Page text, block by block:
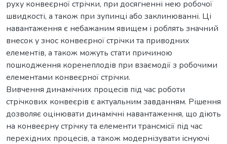
руху конвеєрної стрічки, при досягненні нею робочої
швидкості, а також при зупинці або заклинюванні. Ці
навантаження є небажаним явищем і роблять значний
внесок у знос конвеєрної стрічки та приводних
елементів, а також можуть стати причиною
пошкодження коренеплодів при взаємодії з робочими
елементами конвеєрної стрічки.
Вивчення динамічних процесів під час роботи
стрічкових конвеєрів є актуальним завданням. Рішення
дозволяє оцінювати динамічні навантаження, що діють
на конвеєрну стрічку та елементи трансмісії під час
перехідних процесів, а також модернізувати існуючі